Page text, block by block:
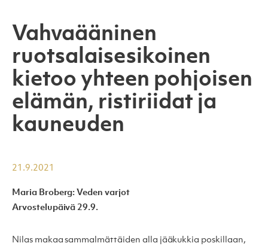
Vahvaääninen
ruotsalaisesikoinen
kietoo yhteen pohjoisen
elämän, ristiriidat ja
kauneuden
21.9.2021
Maria Broberg: Veden varjot
Arvostelupäivä 29.9.
Nilas makaa sammalmättäiden alla jääkukkia poskillaan,